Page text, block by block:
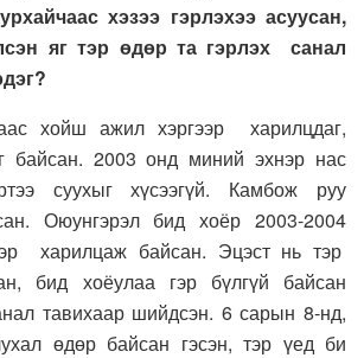
хэзээ гэрлэхээ асуусан,
яг тэр өдөр та гэрлэх санал
хойш ажил хэргээр харилцдаг,
байсан. 2003 онд миний эхнэр нас
суухыг хүсээгүй. Камбож руу
Оюунгэрэл бид хоёр 2003-2004
харилцаж байсан. Эцэст нь тэр
бид хоёулаа гэр бүлгүй байсан
тавихаар шийдсэн. 6 сарын 8-нд,
өдөр байсан гэсэн, тэр үед би